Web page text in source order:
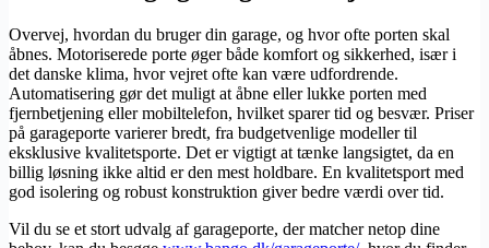
Overvej, hvordan du bruger din garage, og hvor ofte porten skal
åbnes. Motoriserede porte øger både komfort og sikkerhed, især i
det danske klima, hvor vejret ofte kan være udfordrende.
Automatisering gør det muligt at åbne eller lukke porten med
fjernbetjening eller mobiltelefon, hvilket sparer tid og besvær. Priser
på garageporte varierer bredt, fra budgetvenlige modeller til
eksklusive kvalitetsporte. Det er vigtigt at tænke langsigtet, da en
billig løsning ikke altid er den mest holdbare. En kvalitetsport med
god isolering og robust konstruktion giver bedre værdi over tid.
Vil du se et stort udvalg af garageporte, der matcher netop dine